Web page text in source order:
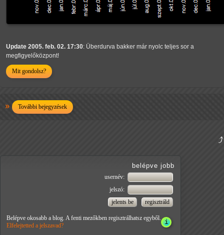
Update 2005. feb. 02. 17:30: Überdurva bakker már nyolc teljes sor a
megfigyelőközpont!
Mit gondolsz?
További bejegyzések
belépve jobb
usernév:
jelszó:
Belépve okosabb a blog. A fenti mezőkben regisztrálhatsz egyből.
Elfelejtetted a jelszavad?